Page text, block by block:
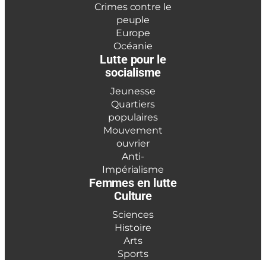
Crimes contre le
peuple
Europe
Océanie
Lutte pour le
socialisme
Jeunesse
Quartiers
populaires
Mouvement
ouvrier
Anti-
Impérialisme
Femmes en lutte
Culture
Sciences
Histoire
Arts
Sports